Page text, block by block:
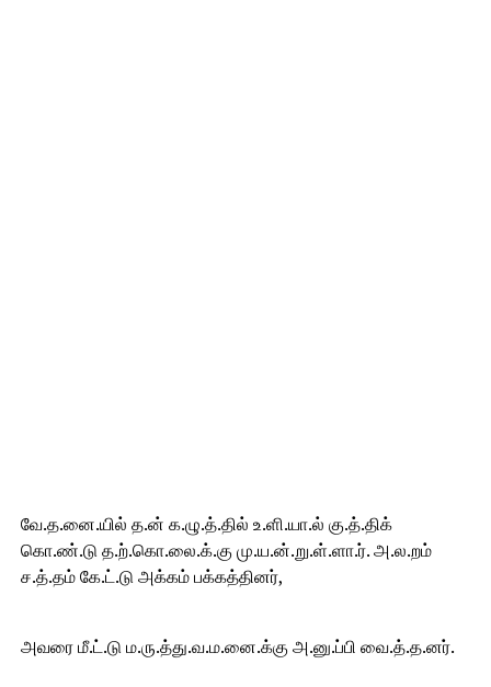
வே.த.னை.யில் த.ன் க.ழு.த்.தில் உ.ளி.யா.ல் கு.த்.திக்
கொ.ண்.டு த.ற்.கொ.லை.க்.கு மு.ய.ன்.று.ள்.ளா.ர். அ.ல.றம்
ச.த்.தம் கே.ட்.டு அக்கம் பக்கத்தினர்,
அவரை மீ.ட்.டு ம.ரு.த்து.வ.ம.னை.க்கு அ.னு.ப்பி வை.த்.த.னர்.